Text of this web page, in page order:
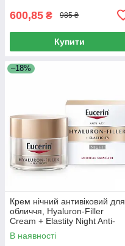
600,85 ₴ 985 ₴
Купити
–18%
Крем нічний антивіковий для
обличчя, Hyaluron-Filler
Cream + Elastity Night Anti-
Aging for Face, Eucerin, 50 мл
В наявності